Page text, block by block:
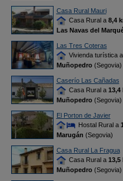
Casa Rural Mauri
Casa Rural a 8,4
Las Navas del
Las Tres Coteras
Vivienda turística a
Muñopedro(Segovia)
Caserío Las Cañadas
Casa Rural a 13,4
Muñopedro(Segovia)
El Porton de Javier
Hostal Rural a
Marugán (Segovia)
Casa Rural La Fragua
Casa Rural a 13,5
Muñopedro(Segovia)